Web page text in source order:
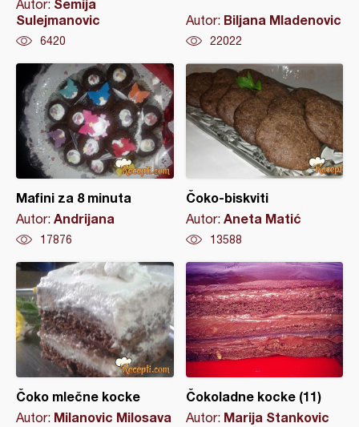
Autor: Semija
Sulejmanovic
6420
Autor: Biljana Mladenovic
22022
Mafini za 8 minuta
Autor: Andrijana
17876
Čoko-biskviti
Autor: Aneta Matić
13588
Čoko mlečne kocke
Autor: Milanovic Milosava
Čokoladne kocke (11)
Autor: Marija Stankovic